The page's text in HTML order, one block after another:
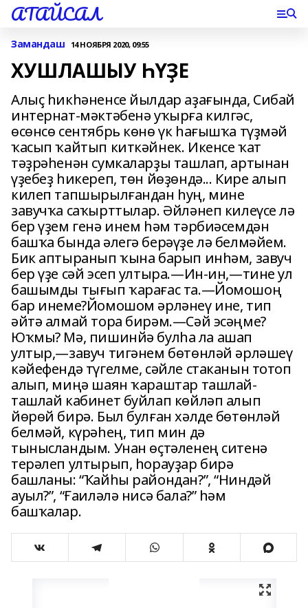
АТАЙСАЛ
Замандаш 14 НОЯБРЯ 2020, 09:55
ХУШЛАШЫУ ҺҮҘЕ
Алыҫ һикһәненсе йылдар аҙағында, Сибай
интернат-мәктәбенә уҡырға килгәс,
өсөнсө сентябрь көнө үк һағышҡа түҙмәй
ҡасып ҡайтып киткәйнек. Икенсе ҡат
тәҙрәһенән сумкаларҙы ташлап, артынан
үҙебеҙ һикереп, төн йөҙөндә... Кире алып
килеп тапшырылғандан һуң, мине
завучҡа саҡырттылар. Әйләнеп килеүсе лә
бер үҙем генә инем һәм тәрбиәсемдән
башҡа бында әлегә берәүҙе лә белмәйем.
Бик аптыранып ҡына барып инһәм, завуч
бер үҙе сәй эсеп ултыра.—Ин-ин,—тине ул
башымды тығып ҡарағас та.—Йомошоң
бар инеме?Йомошом әрләнеү ине, тип
әйтә алмай тора бирәм.—Сәй эсәңме?
Юҡмы? Мә, пишинйә булһа ла ашап
ултыр,—завуч тигәнем бөтөнләй әрләшеү
кәйефендә түгелме, сәйле стаканын тотоп
алып, миңә шаян ҡараштар ташлай-
ташлай кабинет буйлап көйләп алып
йөрөй бирә. Был булған хәлде бөтөнләй
белмәй, күрәһең, тип мин дә
тынысландым. Унан өҫтәленең ситенә
терәлеп ултырып, һорауҙар бирә
башланы: “Ҡайһы райондан?”, “Ниндәй
ауыл?”, “Ғаиләлә нисә бала?” һәм
башҡалар.